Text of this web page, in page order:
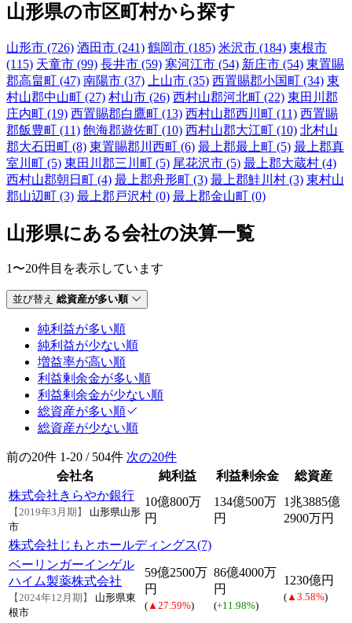
山形県の市区町村から探す
山形市 (726) 酒田市 (241) 鶴岡市 (185) 米沢市 (184) 東根市
(115) 天童市 (99) 長井市 (59) 寒河江市 (54) 新庄市 (54) 東置賜
郡高畠町 (47) 南陽市 (37) 上山市 (35) 西置賜郡小国町 (34) 東
村山郡中山町 (27) 村山市 (26) 西村山郡河北町 (22) 東田川郡
庄内町 (19) 西置賜郡白鷹町 (13) 西村山郡西川町 (11) 西置賜
郡飯豊町 (11) 飽海郡遊佐町 (10) 西村山郡大江町 (10) 北村山
郡大石田町 (8) 東置賜郡川西町 (6) 最上郡最上町 (5) 最上郡真
室川町 (5) 東田川郡三川町 (5) 尾花沢市 (5) 最上郡大蔵村 (4)
西村山郡朝日町 (4) 最上郡舟形町 (3) 最上郡鮭川村 (3) 東村山
郡山辺町 (3) 最上郡戸沢村 (0) 最上郡金山町 (0)
山形県にある会社の決算一覧
1〜20件目を表示しています
並び替え 総資産が多い順
純利益が多い順
純利益が少ない順
増益率が高い順
利益剰余金が多い順
利益剰余金が少ない順
総資産が多い順
総資産が少ない順
前の20件 1-20 / 504件 次の20件
会社名
純利益 利益剰余金
総資産
株式会社きらやか銀行
【2019年3月期】
山形県山形
市
10億800万
円
134億500万
円
1兆3885億
2900万円
株式会社じもとホールディングス(7)
ベーリンガーインゲル
ハイム製薬株式会社
【2024年12月期】
山形県東
根市
59億2500万
円
(▲27.59%)
86億4000万
円
(+11.98%)
1230億円
(▲3.58%)